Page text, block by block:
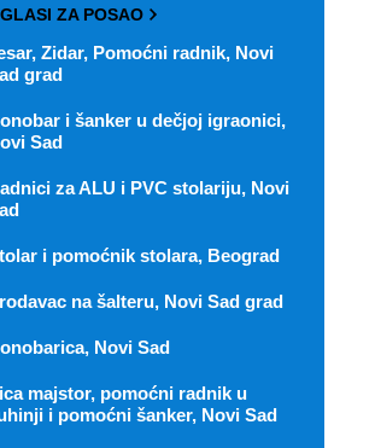
ZA POSAO
Zidar, Pomoćni radnik, Novi
grad
i šanker u dečjoj igraonici,
Sad
za ALU i PVC stolariju, Novi
i pomoćnik stolara, Beograd
na šalteru, Novi Sad grad
Novi Sad
majstor, pomoćni radnik u
i pomoćni šanker, Novi Sad